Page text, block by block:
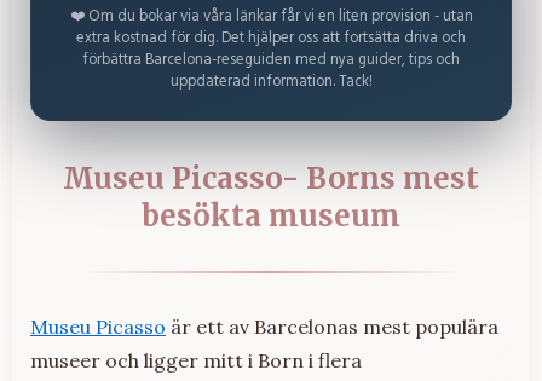
❤️ Om du bokar via våra länkar får vi en liten provision - utan
extra kostnad för dig. Det hjälper oss att fortsätta driva och
förbättra Barcelona-reseguiden med nya guider, tips och
uppdaterad information. Tack!
Museu Picasso- Borns mest
besökta museum
Museu Picasso är ett av Barcelonas mest populära
museer och ligger mitt i Born i flera